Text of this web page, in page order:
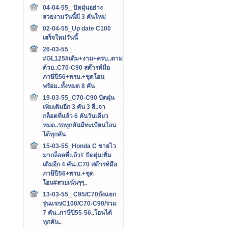
04-04-55_ ปัดฝุ่นอย่าง
สวยงามวันนี้มี 3 คันใหม่
02-04-55_Up date C100
เสร็จใหม่วันนี้
26-03-55_
#GL125#เดิม+งาม+ครบ..ตาม
ด้วย..C70-C90 สต๊ารท์มือ
ภาษีปี56+พรบ.+ชุดโอน
พร้อม..ทั้งหมด 8 คัน
19-03-55_C70-C90 ปัดฝุ่น
เพิ่มเติมอีก 3 คัน 3 สี..จา
กล็อตที่แล้ว 6 คันวันเดียว
หมด..รถทุกคันมีทะเบียนโอน
ได้ทุกคัน
15-03-55_Honda C ขายไว
มากล็อตที่แล้ว# ปัดฝุ่นเพิ่ม
เติมอีก 4 คัน..C70 สต๊ารท์มือ
ภาษ๊ปี56+พรบ.+ชุด
โอน#สวยเน้นๆๆ..
13-03-55_ C95/C70ถังแยก
รุ่นเเรก/C100/C70-C90/รวม
7 คัน..ภาษีปี55-56..โอนได้
ทุกคัน..